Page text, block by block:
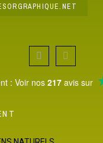
: Voir nos 217avis sur